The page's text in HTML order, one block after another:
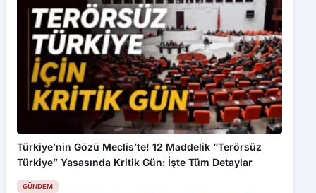
Türkiye’nin Gözü Meclis’te! 12 Maddelik “Terörsüz
Türkiye” Yasasında Kritik Gün: İşte Tüm Detaylar
GÜNDEM